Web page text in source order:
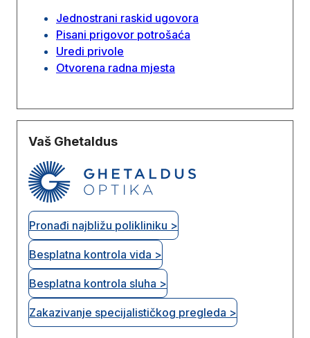
Jednostrani raskid ugovora
Pisani prigovor potrošaća
Uredi privole
Otvorena radna mjesta
Vaš Ghetaldus
Pronađi najbližu polikliniku >
Besplatna kontrola vida >
Besplatna kontrola sluha >
Zakazivanje specijalističkog pregleda >